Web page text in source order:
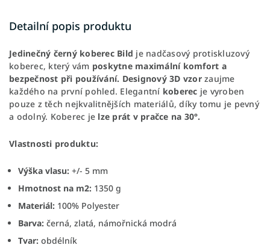
Detailní popis produktu
Jedinečný černý koberec Bild je nadčasový protiskluzový
koberec, který vám poskytne maximální komfort a
bezpečnost při používání. Designový 3D vzor zaujme
každého na první pohled. Elegantní koberec je vyroben
pouze z těch nejkvalitnějších materiálů, díky tomu je pevný
a odolný. Koberec je lze prát v pračce na 30°.
Vlastnosti produktu:
Výška vlasu: +/- 5 mm
Hmotnost na m2: 1350 g
Materiál: 100% Polyester
Barva: černá, zlatá, námořnická modrá
Tvar: obdélník